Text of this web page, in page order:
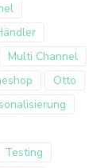
Multi Channel
Otto
Testing